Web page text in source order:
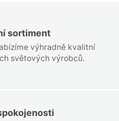
sortiment
výhradně kvalitní
světových výrobců.